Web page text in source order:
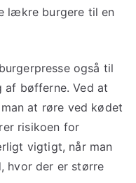
lækre burgere til en
også til
af bøfferne. Ved at
at røre ved kødet
risikoen for
vigtigt, når man
hvor der er større